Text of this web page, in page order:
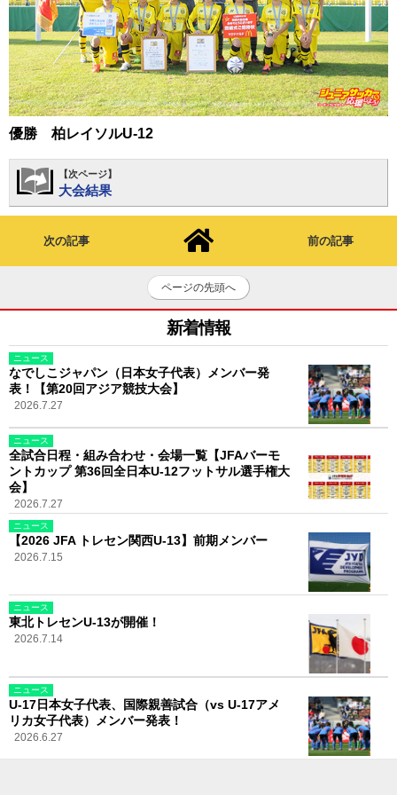
優勝 柏レイソルU-12
【次ページ】
大会結果
次の記事 前の記事
ページの先頭へ
新着情報
ニュース
なでしこジャパン（日本女子代表）メンバー発
表！【第20回アジア競技大会】
2026.7.27
ニュース
全試合日程・組み合わせ・会場一覧【JFAバーモ
ントカップ 第36回全日本U-12フットサル選手権大
会】
2026.7.27
ニュース
【2026 JFA トレセン関西U-13】前期メンバー
2026.7.15
ニュース
東北トレセンU-13が開催！
2026.7.14
ニュース
U-17日本女子代表、国際親善試合（vs U-17アメ
リカ女子代表）メンバー発表！
2026.6.27